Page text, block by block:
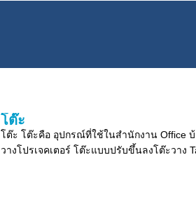
โต๊ะ
โต๊ะ โต๊ะคือ อุปกรณ์ที่ใช้ในสำนักงาน Office
วางโปรเจคเตอร์ โต๊ะแบบปรับขึ้นลงโต๊ะวาง